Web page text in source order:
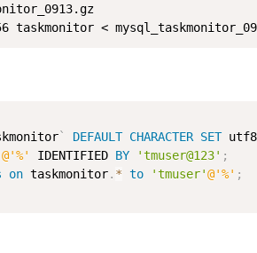
` DEFAULT CHARACTER SET utf8
@'%' IDENTIFIED BY 'tmuser@123' ;
on taskmonitor. * to 'tmuser'@'%' ;